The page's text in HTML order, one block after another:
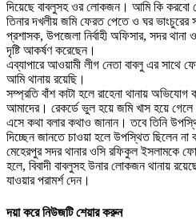
দিয়েছে বাবলুসহ ওর লোকজন। আমি কি করবো
তিনার দখলীয় জমি ফেরত পেতে ও ঘর ভাংচুরের
প্রশাসক, উপজেলা নির্বাহী অফিসার, সদর থানা
দৃষ্টি আকর্ষণ করেছেন।
এব্যাপারে আওয়ামী লীগ নেতা বাবলু এর সাথে
আমি থানায় রয়েছি।
সম্প্রতি বাঁশ কাটা হলে রাহেনা থানায়
আমাদের। রেকর্ডে ভুল হয়ে জমি খাস হয়ে
এসে কথা বলার কথাও জানান। তবে তিনি
দিচ্ছেন জানতে চাওয়া হলে উপস্থিত ছিলেন না
মেহেরপুর সদর থানার ওসি রফিকুল ইসলামকে
হলে, বিবাদী বাবলুসহ উনার লোকজন থানায়
যাওয়ার পরামর্শ দেন।
দয়া করে নিউজটি শেয়ার করুন